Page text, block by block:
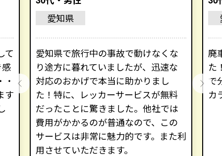
て
す
愛知県
愛知県で旅行中の事故で動けなくな
り途方に暮れていましたが、迅速な
対応のおかげで本当に助かりまし
た！特に、レッカーサービスが無料
だったことに驚きました。他社では
費用がかかるのが普通なので、この
サービスは非常に魅力的です。また利
用させていただきます。
廃
た
で
カ